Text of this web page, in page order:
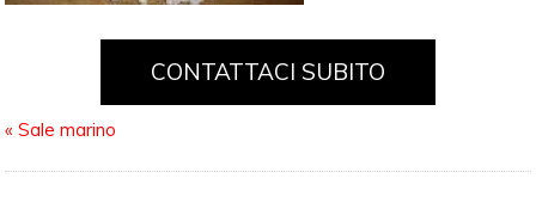
CONTATTACI SUBITO
«Sale marino